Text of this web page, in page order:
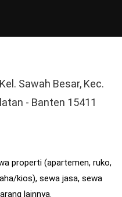
Sawah Besar, Kec.
- Banten 15411
properti (apartemen, ruko,
kios), sewa jasa, sewa
lainnya.